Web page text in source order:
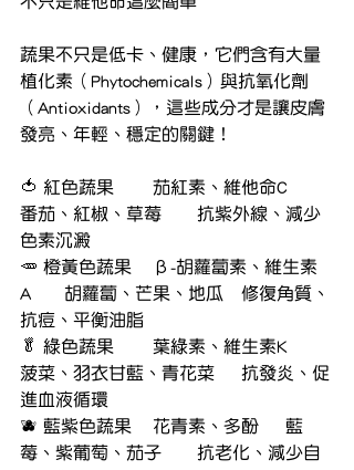
蔬果不只是低卡、健康，它們含有大量
植化素（Phytochemicals）與抗氧化劑
（Antioxidants），這些成分才是讓皮膚
發亮、年輕、穩定的關鍵！
🍅 紅色蔬果	茄紅素、維他命C
番茄、紅椒、草莓	抗紫外線、減少
色素沉澱
🥕 橙黃色蔬果	β-胡蘿蔔素、維生素
A	胡蘿蔔、芒果、地瓜	修復角質、
抗痘、平衡油脂
🥬 綠色蔬果	葉綠素、維生素K
菠菜、羽衣甘藍、青花菜	抗發炎、促
進血液循環
🫐 藍紫色蔬果	花青素、多酚	藍
莓、紫葡萄、茄子	抗老化、減少自